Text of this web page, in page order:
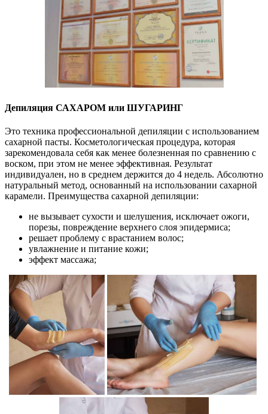
Депиляция САХАРОМ или ШУГАРИНГ
Это техника профессиональной депиляции с использованием
сахарной пасты. Косметологическая процедура, которая
зарекомендовала себя как менее болезненная по сравнению с
воском, при этом не менее эффективная. Результат
индивидуален, но в среднем держится до 4 недель. Абсолютно
натуральный метод, основанный на использовании сахарной
карамели. Преимущества сахарной депиляции:
не вызывает сухости и шелушения, исключает ожоги,
порезы, повреждение верхнего слоя эпидермиса;
решает проблему с врастанием волос;
увлажнение и питание кожи;
эффект массажа;